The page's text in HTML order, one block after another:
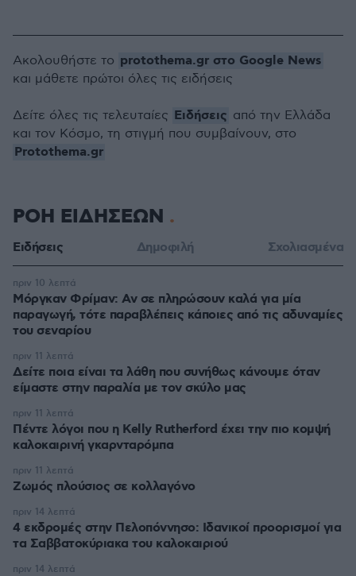
Ακολουθήστε το protothema.gr στο Google News
και μάθετε πρώτοι όλες τις ειδήσεις
Δείτε όλες τις τελευταίες Ειδήσεις από την Ελλάδα
και τον Κόσμο, τη στιγμή που συμβαίνουν, στο
Protothema.gr
ΡΟΗ ΕΙΔΗΣΕΩΝ
Ειδήσεις Δημοφιλή Σχολιασμένα
Μόργκαν Φρίμαν: Αν σε πληρώσουν καλά για μία
παραγωγή, τότε παραβλέπεις κάποιες από τις αδυναμίες
του σεναρίου
πριν 10 λεπτά
Δείτε ποια είναι τα λάθη που συνήθως κάνουμε όταν
είμαστε στην παραλία με τον σκύλο μας
πριν 11 λεπτά
Πέντε λόγοι που η Kelly Rutherford έχει την πιο κομψή
καλοκαιρινή γκαρνταρόμπα
πριν 11 λεπτά
Ζωμός πλούσιος σε κολλαγόνο
πριν 11 λεπτά
4 εκδρομές στην Πελοπόννησο: Ιδανικοί προορισμοί για
τα Σαββατοκύριακα του καλοκαιριού
πριν 14 λεπτά
πριν 14 λεπτά